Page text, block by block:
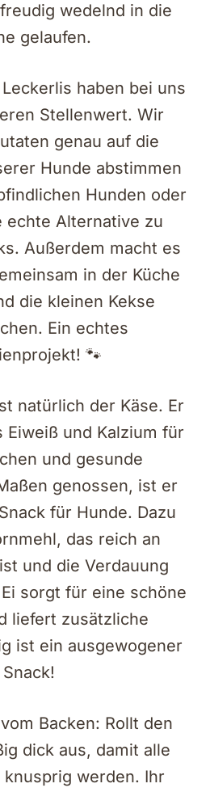
wedelnd in die
gelaufen.
haben bei uns
Stellenwert. Wir
genau auf die
Hunde abstimmen
Hunden oder
echte Alternative zu
Außerdem macht es
in der Küche
die kleinen Kekse
Ein echtes
🐾
natürlich der Käse. Er
und Kalzium für
und gesunde
genossen, ist er
für Hunde. Dazu
das reich an
und die Verdauung
sorgt für eine schöne
liefert zusätzliche
ist ein ausgewogener
Snack!
Backen: Rollt den
dick aus, damit alle
knusprig werden. Ihr